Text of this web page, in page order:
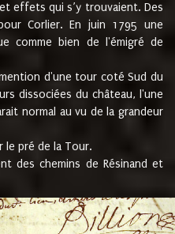
effets qui s’y trouvaient. Des
Corlier. En juin 1795 une
comme bien de l'émigré de
d'une tour coté Sud du
dissociées du château, l'une
normal au vu de la grandeur
le pré de la Tour.
des chemins de Résinand et